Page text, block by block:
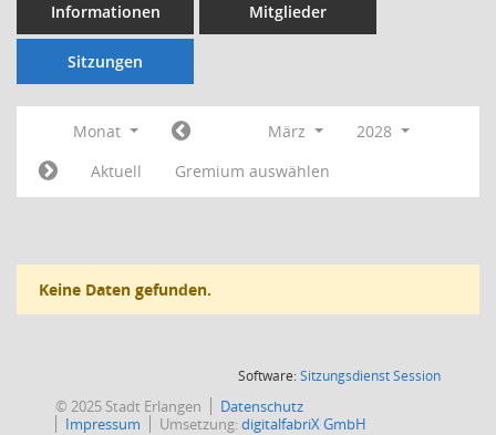
Informationen Mitglieder
Sitzungen
Monat März
2028
Aktuell
Gremium auswählen
Keine Daten gefunden.
Software:SitzungsdienstSession(Wird in
© 2025 Stadt Erlangen
Datenschutz
Impressum
Umsetzung:digitalfabriX GmbH